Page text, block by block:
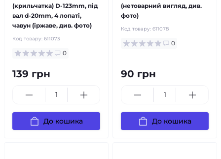
(крильчатка) D-123mm, під
вал d-20mm, 4 лопаті,
чавун (іржаве, див. фото)
Код товару: 611073
0
139 грн
До кошика
(нетоварний вигляд, див.
фото)
Код товару: 611078
0
90 грн
До кошика